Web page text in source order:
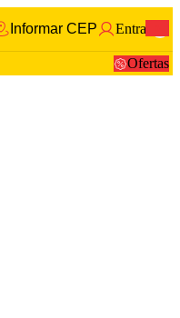
Informar CEP Entrar
Ofertas